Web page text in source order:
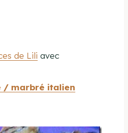
de Lili avec
/ marbré italien